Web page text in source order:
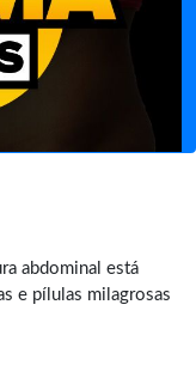
abdominal está
e pílulas milagrosas